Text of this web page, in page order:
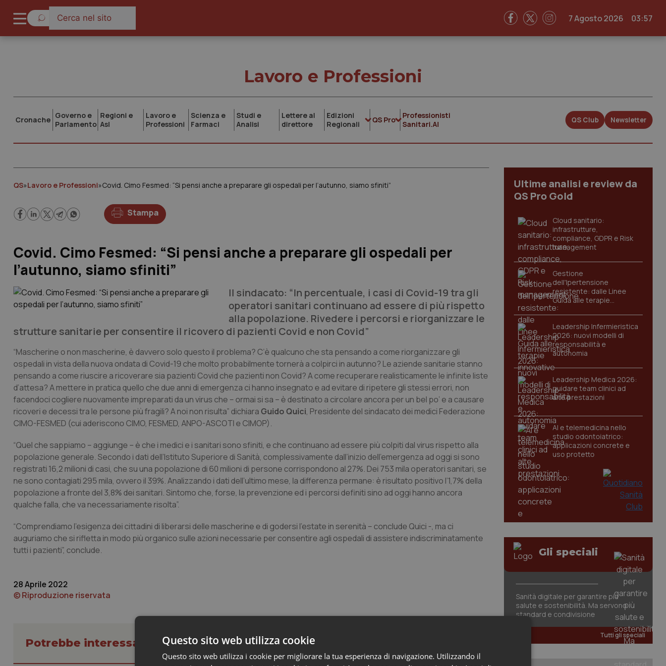
7 Agosto 2026 03:57
Lavoro e Professioni
Cronache Governo e
Parlamento
Regioni e
Asl
Lavoro e
Professioni
Scienza e
Farmaci
Studi e
Analisi
Lettere al
direttore
Edizioni
Regionali
QS Pro
Professionisti
Sanitari.AI
QS Club Newsletter
QS»Lavoro e Professioni»Covid. Cimo Fesmed: “Si pensi anche a preparare gli ospedali per l’autunno, siamo sfiniti”
Stampa
Covid. Cimo Fesmed: “Si pensi anche a preparare gli ospedali per
l’autunno, siamo sfiniti”
Il sindacato: “In percentuale, i casi di Covid-19 tra gli
operatori sanitari continuano ad essere di più rispetto
alla popolazione. Rivedere i percorsi e riorganizzare le
strutture sanitarie per consentire il ricovero di pazienti Covid e non Covid”
“Mascherine o non mascherine, è davvero solo questo il problema? C’è qualcuno che sta pensando a come riorganizzare gli
ospedali in vista della nuova ondata di Covid-19 che molto probabilmente tornerà a colpirci in autunno? Le aziende sanitarie stanno
pensando a come riuscire a ricoverare sia pazienti Covid che pazienti non Covid? A come recuperare realisticamente le infinite liste
d’attesa? A mettere in pratica quello che due anni di emergenza ci hanno insegnato e ad evitare di ripetere gli stessi errori, non
facendoci cogliere nuovamente impreparati da un virus che – ormai si sa – è destinato a circolare ancora per un bel po’ e a causare
ricoveri e decessi tra le persone più fragili? A noi non risulta” dichiara Guido Quici, Presidente del sindacato dei medici Federazione
CIMO-FESMED (cui aderiscono CIMO, FESMED, ANPO-ASCOTI e CIMOP).
“Quel che sappiamo – aggiunge – è che i medici e i sanitari sono sfiniti, e che continuano ad essere più colpiti dal virus rispetto alla
popolazione generale. Secondo i dati dell’Istituto Superiore di Sanità, complessivamente dall’inizio dell’emergenza ad oggi si sono
registrati 16,2 milioni di casi, che su una popolazione di 60 milioni di persone corrispondono al 27%. Dei 753 mila operatori sanitari, se
ne sono contagiati 295 mila, ovvero il 39%. Analizzando i dati dell’ultimo mese, la differenza permane: è risultato positivo l’1,7% della
popolazione a fronte del 3,8% dei sanitari. Sintomo che, forse, la prevenzione ed i percorsi definiti sino ad oggi hanno ancora
qualche falla, che va necessariamente risolta”.
“Comprendiamo l’esigenza dei cittadini di liberarsi delle mascherine e di godersi l’estate in serenità – conclude Quici -, ma ci
auguriamo che si rifletta in modo più organico sulle azioni necessarie per consentire agli ospedali di assistere indiscriminatamente
tutti i pazienti”, conclude.
28 Aprile 2022
© Riproduzione riservata
Potrebbe interessarti in Lavoro e Professioni
Ultime analisi e review da
QS Pro Gold
Cloud sanitario:
infrastrutture,
compliance, GDPR e Risk
management
Gestione
dell'Ipertensione
resistente: dalle Linee
Guida alle terapie
innovative
Leadership Infermieristica
2026: nuovi modelli di
responsabilità e
autonomia
Leadership Medica 2026:
guidare team clinici ad
alte prestazioni
AI e telemedicina nello
studio odontoiatrico:
applicazioni concrete e
uso protetto
Gli speciali
Sanità digitale per garantire più
salute e sostenibilità. Ma servono
standard e condivisione
Tutti gli speciali
Questo sito web utilizza cookie
Questo sito web utilizza i cookie per migliorare la tua esperienza di navigazione. Utilizzando il